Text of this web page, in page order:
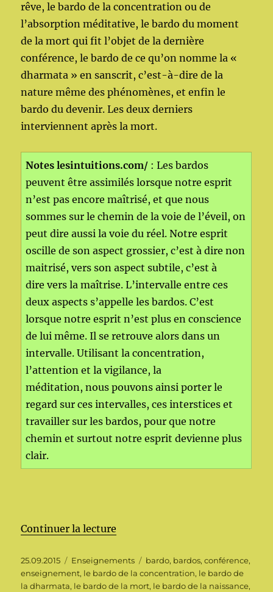
rêve, le bardo de la concentration ou de
l’absorption méditative, le bardo du moment
de la mort qui fit l’objet de la dernière
conférence, le bardo de ce qu’on nomme la «
dharmata » en sanscrit, c’est-à-dire de la
nature même des phénomènes, et enfin le
bardo du devenir. Les deux derniers
interviennent après la mort.
Notes lesintuitions.com/ : Les bardos
peuvent être assimilés lorsque notre esprit
n’est pas encore maîtrisé, et que nous
sommes sur le chemin de la voie de l’éveil, on
peut dire aussi la voie du réel. Notre esprit
oscille de son aspect grossier, c’est à dire non
maitrisé, vers son aspect subtile, c’est à
dire vers la maîtrise. L’intervalle entre ces
deux aspects s’appelle les bardos. C’est
lorsque notre esprit n’est plus en conscience
de lui même. Il se retrouve alors dans un
intervalle. Utilisant la concentration,
l’attention et la vigilance, la
méditation, nous pouvons ainsi porter le
regard sur ces intervalles, ces interstices et
travailler sur les bardos, pour que notre
chemin et surtout notre esprit devienne plus
clair.
Continuer la lecture
Publié
le
25.09.2015 Catégories
Enseignements Étiquettes
bardo, bardos,conférence,
enseignement, le bardo de la concentration, le bardo de
la dharmata, le bardo de la mort, le bardo de la naissance,